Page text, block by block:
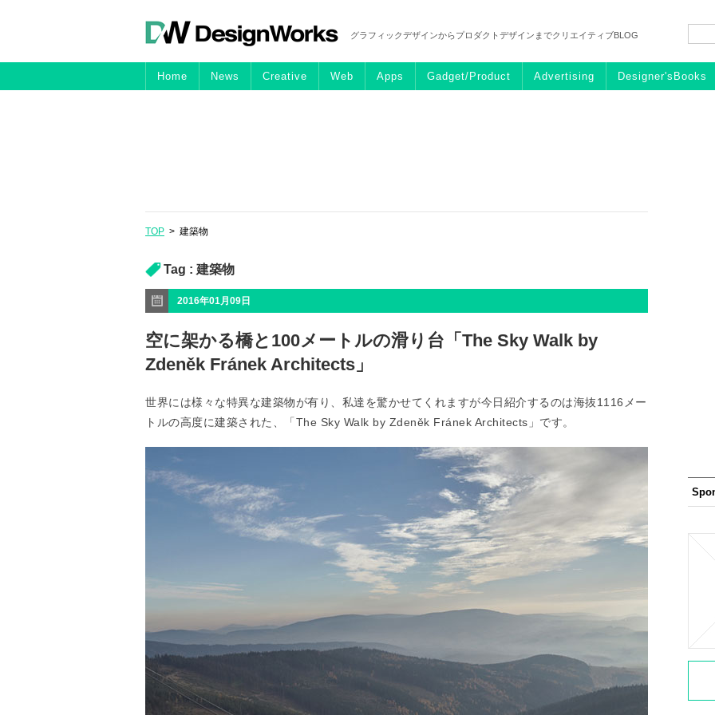
グラフィックデザインからプロダクトデザインまでクリエイティブBLOG
Home News Creative Web Apps Gadget/Product Advertising Designer'sBooks
TOP > 建築物
Tag : 建築物
2016年01月09日
空に架かる橋と100メートルの滑り台「The Sky Walk by
Zdeněk Fránek Architects」
世界には様々な特異な建築物が有り、私達を驚かせてくれますが今日紹介するのは海抜1116メー
トルの高度に建築された、「The Sky Walk by Zdeněk Fránek Architects」です。